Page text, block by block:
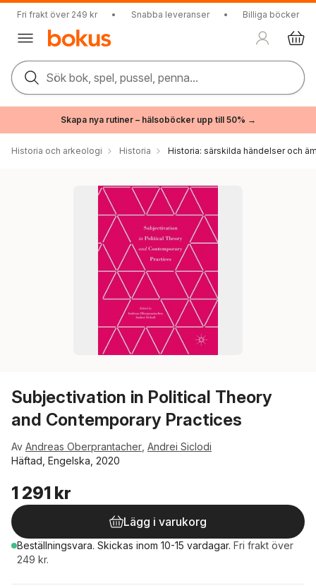
Fri frakt över 249 kr • Snabba leveranser • Billiga böcker
Sök bok, spel, pussel, penna...
Skapa nya rutiner – hälsoböcker upp till 50% →
Historia och arkeologi Historia Historia: särskilda händelser och
Subjectivation in Political Theory
and Contemporary Practices
Av Andreas Oberprantacher Andrei Siclodi
Häftad, Engelska, 2020
1 291 kr
Lägg i varukorg
Beställningsvara. Skickas inom 10-15 vardagar. Fri frakt över
249 kr.